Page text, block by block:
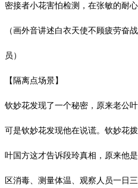
密接者小花害怕检测，在张敏的耐
（画外音讲述白衣天使不顾疲劳奋
员）
【隔离点场景】
钦妙花发现了一个秘密，原来老公
可是钦妙花发现他在说谎。钦妙花
叶国方这才告诉段玲真相，原来他
区消毒、测量体温、观察人员一日